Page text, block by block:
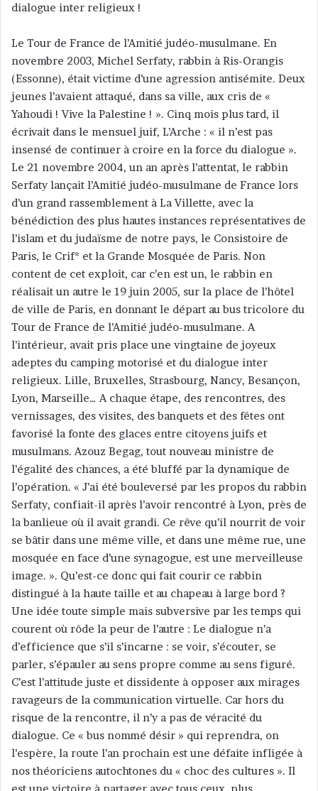
dialogue inter religieux !
Le Tour de France de l’Amitié judéo-musulmane. En
novembre 2003, Michel Serfaty, rabbin à Ris-Orangis
(Essonne), était victime d’une agression antisémite. Deux
jeunes l’avaient attaqué, dans sa ville, aux cris de «
Yahoudi ! Vive la Palestine ! ». Cinq mois plus tard, il
écrivait dans le mensuel juif, L’Arche : « il n’est pas
insensé de continuer à croire en la force du dialogue ».
Le 21 novembre 2004, un an après l’attentat, le rabbin
Serfaty lançait l’Amitié judéo-musulmane de France lors
d’un grand rassemblement à La Villette, avec la
bénédiction des plus hautes instances représentatives de
l’islam et du judaïsme de notre pays, le Consistoire de
Paris, le Crif* et la Grande Mosquée de Paris. Non
content de cet exploit, car c’en est un, le rabbin en
réalisait un autre le 19 juin 2005, sur la place de l’hôtel
de ville de Paris, en donnant le départ au bus tricolore du
Tour de France de l’Amitié judéo-musulmane. A
l’intérieur, avait pris place une vingtaine de joyeux
adeptes du camping motorisé et du dialogue inter
religieux. Lille, Bruxelles, Strasbourg, Nancy, Besançon,
Lyon, Marseille… A chaque étape, des rencontres, des
vernissages, des visites, des banquets et des fêtes ont
favorisé la fonte des glaces entre citoyens juifs et
musulmans. Azouz Begag, tout nouveau ministre de
l’égalité des chances, a été bluffé par la dynamique de
l’opération. « J’ai été bouleversé par les propos du rabbin
Serfaty, confiait-il après l’avoir rencontré à Lyon, près de
la banlieue où il avait grandi. Ce rêve qu’il nourrit de voir
se bâtir dans une même ville, et dans une même rue, une
mosquée en face d’une synagogue, est une merveilleuse
image. ». Qu’est-ce donc qui fait courir ce rabbin
distingué à la haute taille et au chapeau à large bord ?
Une idée toute simple mais subversive par les temps qui
courent où rôde la peur de l’autre : Le dialogue n’a
d’efficience que s’il s’incarne : se voir, s’écouter, se
parler, s’épauler au sens propre comme au sens figuré.
C’est l’attitude juste et dissidente à opposer aux mirages
ravageurs de la communication virtuelle. Car hors du
risque de la rencontre, il n’y a pas de véracité du
dialogue. Ce « bus nommé désir » qui reprendra, on
l’espère, la route l’an prochain est une défaite infligée à
nos théoriciens autochtones du « choc des cultures ». Il